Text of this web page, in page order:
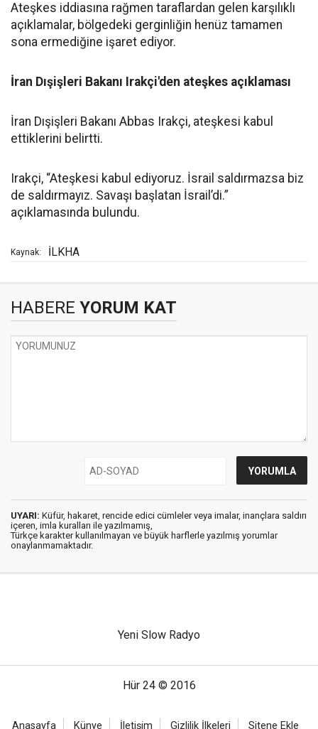
Ateşkes iddiasına rağmen taraflardan gelen karşılıklı
açıklamalar, bölgedeki gerginliğin henüz tamamen
sona ermediğine işaret ediyor.
İran Dışişleri Bakanı Irakçi'den ateşkes açıklaması
İran Dışişleri Bakanı Abbas Irakçi, ateşkesi kabul
ettiklerini belirtti.
Irakçi, “Ateşkesi kabul ediyoruz. İsrail saldırmazsa biz
de saldırmayız. Savaşı başlatan İsrail’di.”
açıklamasında bulundu.
Kaynak: İLKHA
HABERE YORUM KAT
UYARI: Küfür, hakaret, rencide edici cümleler veya imalar, inançlara saldırı
içeren, imla kuralları ile yazılmamış,
Türkçe karakter kullanılmayan ve büyük harflerle yazılmış yorumlar
onaylanmamaktadır.
Yeni Slow Radyo
Hür 24 © 2016
Anasayfa Künye İletişim Gizlilik İlkeleri Sitene Ekle